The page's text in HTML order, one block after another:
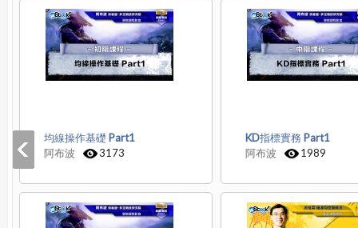
均線操作基礎 Part1
阿布波
3173
KD指標實務 Part1
阿布波
1989